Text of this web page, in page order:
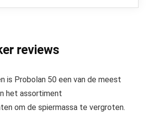
reviews
is Probolan 50 een van de meest
het assortiment
om de spiermassa te vergroten.